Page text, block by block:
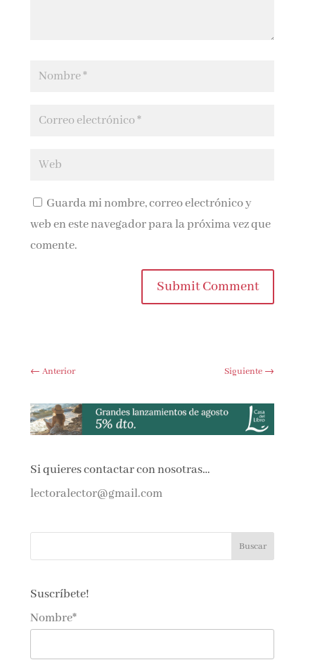
Guarda mi nombre, correo electrónico y
web en este navegador para la próxima vez que
comente.
Submit Comment
←Anterior Siguiente→
Si quieres contactar con nosotras…
lectoralector@gmail.com
Suscríbete!
Nombre*